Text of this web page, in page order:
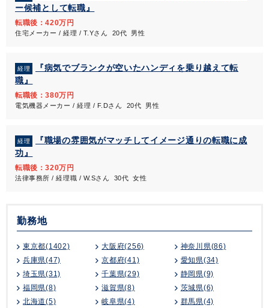
ー候補として転職』
転職後：420万円
住宅メーカー / 経理 / T.Yさん 20代 男性
経理
『病気でブランクが空いたハンディを乗り越えて転
職』
転職後：380万円
電気機器メーカー / 経理 / F.Dさん 20代 男性
経理
『職場の雰囲気がマッチしてイメージ通りの転職に成
功』
転職後：320万円
法律事務所 / 経理職 / W.Sさん 30代 女性
勤務地
東京都(1402) 大阪府(256)
神奈川県(86)
兵庫県(47)
京都府(41)
愛知県(34)
埼玉県(31)
千葉県(29)
静岡県(9)
福岡県(8)
滋賀県(8)
茨城県(6)
北海道(5)
岐阜県(4)
群馬県(4)